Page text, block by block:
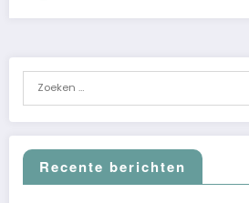
Recente berichten